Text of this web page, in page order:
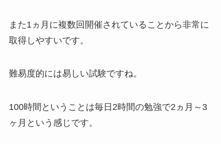
また1ヵ月に複数回開催されていることから非常に
取得しやすいです。
難易度的には易しい試験ですね。
100時間ということは毎日2時間の勉強で2ヵ月～3
ヶ月という感じです。